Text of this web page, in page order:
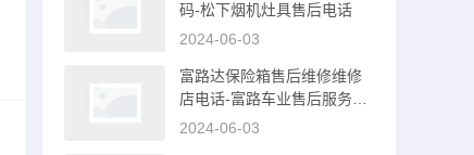
码-松下烟机灶具售后电话
2024-06-03
富路达保险箱售后维修维修
店电话-富路车业售后服务中
心
2024-06-03